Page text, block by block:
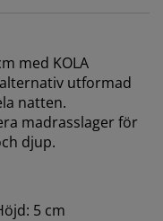
med KOLA
utformad
natten.
madrasslager för
djup.
5 cm